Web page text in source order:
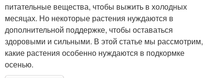
питательные вещества, чтобы выжить в холодных
месяцах. Но некоторые растения нуждаются в
дополнительной поддержке, чтобы оставаться
здоровыми и сильными. В этой статье мы рассмотрим,
какие растения особенно нуждаются в подкормке
осенью.